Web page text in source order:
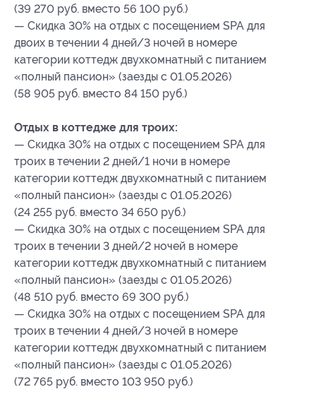
(39 270 руб. вместо 56 100 руб.)
— Скидка 30% на отдых с посещением SPA для
двоих в течении 4 дней/3 ночей в номере
категории коттедж двухкомнатный с питанием
«полный пансион» (заезды с 01.05.2026)
(58 905 руб. вместо 84 150 руб.)
Отдых в коттедже для троих:
— Скидка 30% на отдых с посещением SPA для
троих в течении 2 дней/1 ночи в номере
категории коттедж двухкомнатный с питанием
«полный пансион» (заезды с 01.05.2026)
(24 255 руб. вместо 34 650 руб.)
— Скидка 30% на отдых с посещением SPA для
троих в течении 3 дней/2 ночей в номере
категории коттедж двухкомнатный с питанием
«полный пансион» (заезды с 01.05.2026)
(48 510 руб. вместо 69 300 руб.)
— Скидка 30% на отдых с посещением SPA для
троих в течении 4 дней/3 ночей в номере
категории коттедж двухкомнатный с питанием
«полный пансион» (заезды с 01.05.2026)
(72 765 руб. вместо 103 950 руб.)